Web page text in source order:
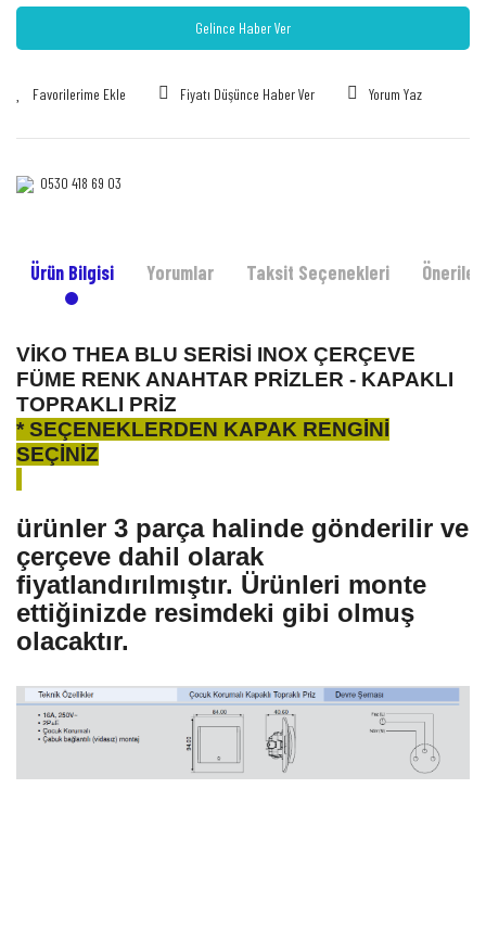
Gelince Haber Ver
Fiyatı Düşünce Haber Ver Yorum Yaz
0530 418 69 03‎‎
Ürün Bilgisi Yorumlar Taksit Seçenekleri
VİKO THEA BLU SERİSİ INOX ÇERÇEVE
FÜME RENK ANAHTAR PRİZLER - KAPAKLI
TOPRAKLI PRİZ
* SEÇENEKLERDEN KAPAK RENGİNİ
SEÇİNİZ
ürünler 3 parça halinde gönderilir ve
çerçeve dahil olarak
fiyatlandırılmıştır. Ürünleri monte
ettiğinizde resimdeki gibi olmuş
olacaktır.